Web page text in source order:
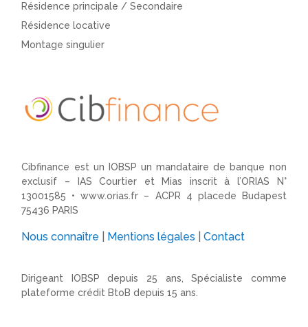
Résidence principale / Secondaire
Résidence locative
Montage singulier
Cibfinance est un IOBSP un mandataire de banque non
exclusif – IAS Courtier et Mias inscrit à l’ORIAS N°
13001585 •www.orias.fr – ACPR 4 placede Budapest
75436 PARIS
Nous connaître Mentions légales |Contact
Dirigeant IOBSP depuis 25 ans, Spécialiste comme
plateforme crédit BtoB depuis 15 ans.